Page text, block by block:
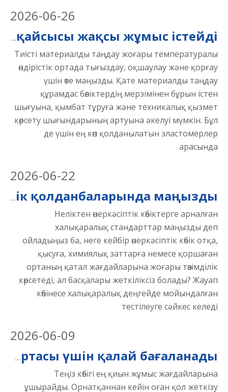
2026-06-26
Неопрен және силикон резеңкеге қарсы: жоғары қызу ортада қайсысы жақсы жұмыс істейді?
Тиісті материалды таңдау жоғары температуралы
өндірістік ортада тығыздау, оқшаулау және қорғау
үшін өте маңызды. Қате материалды таңдау
құрамдас бөліктердің мерзімінен бұрын істен
шығуына, қымбат тұруға және техникалық қызмет
көрсету шығындарының артуына әкелуі мүмкін. Бұл
де үшін ең көп қолданылатын эластомерлер
арасында
2026-06-22
Неліктен ISO және ASTM стандарттары өнеркәсіптік көбік қолданбаларында маңызды?
Неліктен өнеркәсіптік көбіктерге арналған
халықаралық стандарттар маңызды деп
ойладыңыз ба, неге кейбір өнеркәсіптік көбік отқа,
қысуға, химиялық заттарға немесе қоршаған
ортаның қатал жағдайларына жоғары төзімділік
көрсетеді, ал басқалары жеткіліксіз болады? Жауап
көбінесе халықаралық деңгейде мойындалған
тестілеуге сәйкес келеді
2026-06-09
Теңіз көбігі қатал теңіз ортасы үшін қалай бағаланады
Теңіз көбігі ең қиын жұмыс жағдайларына
ұшырайды. Орнатқаннан кейін оған қол жеткізу